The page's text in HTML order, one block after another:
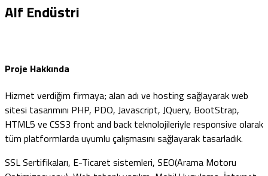
Alf Endüstri
Proje Hakkında
Hizmet verdiğim firmaya; alan adı ve hosting sağlayarak web
sitesi tasarımını PHP, PDO, Javascript, JQuery, BootStrap,
HTML5 ve CSS3 front and back teknolojileriyle responsive olarak
tüm platformlarda uyumlu çalışmasını sağlayarak tasarladık.
SSL Sertifikaları, E-Ticaret sistemleri, SEO(Arama Motoru